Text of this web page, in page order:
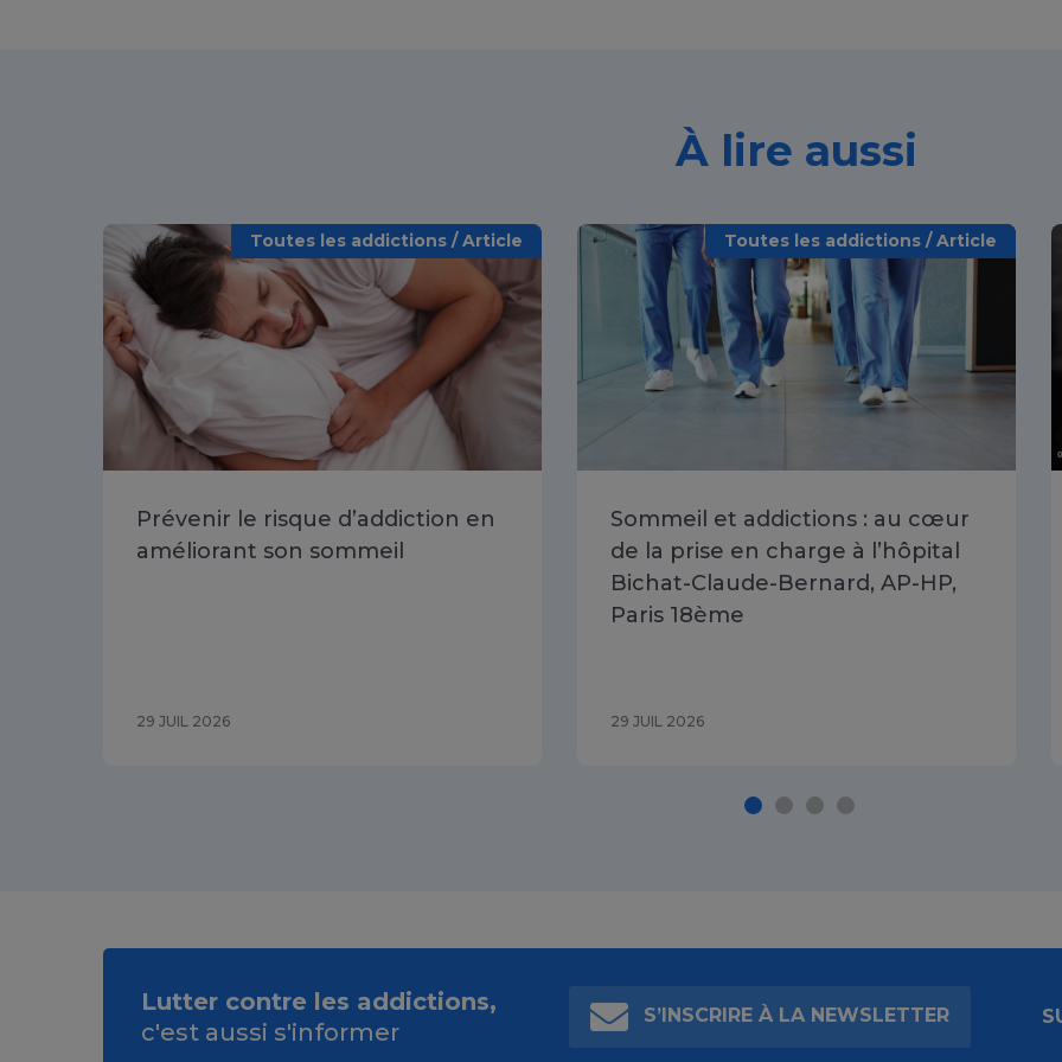
À lire aussi
Toutes les addictions / Article
Prévenir le risque d’addiction en
améliorant son sommeil
29 JUIL 2026
Toutes les addictions / Article
Sommeil et addictions : au cœur
de la prise en charge à l’hôpital
Bichat-Claude-Bernard, AP-HP,
Paris 18ème
29 JUIL 2026
Lutter contre les addictions,
c'est aussi s'informer
S’INSCRIRE À LA NEWSLETTER